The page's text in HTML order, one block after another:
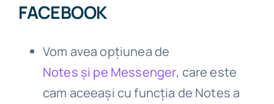
FACEBOOK
Vom avea opțiunea de
Notes și pe Messenger, care este
cam aceeași cu funcția de Notes a